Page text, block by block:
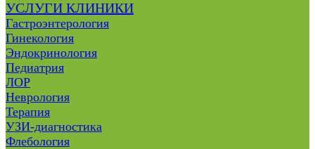
УСЛУГИ КЛИНИКИ
Гастроэнтерология
Гинекология
Эндокринология
Педиатрия
ЛОР
Неврология
Терапия
УЗИ-диагностика
Флебология